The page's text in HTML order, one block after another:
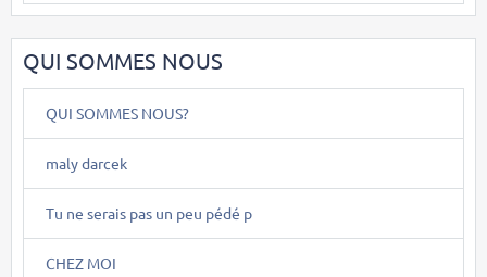
QUI SOMMES NOUS
QUI SOMMES NOUS?
maly darcek
Tu ne serais pas un peu pédé p
CHEZ MOI